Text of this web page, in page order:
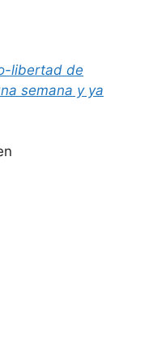
libertad de
semana y ya